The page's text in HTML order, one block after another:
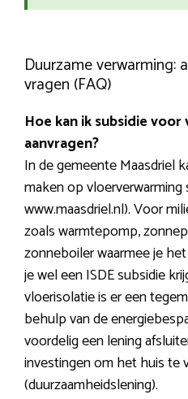
Duurzame verwarming:
vragen (FAQ)
Hoe kan ik subsidie
aanvragen?
In de gemeente Maasdriel
maken op vloerverwarming
www.maasdriel.nl). Voor
zoals warmtepomp,
zonneboiler waarmee je
je wel een ISDE subsidie
vloerisolatie is er een
behulp van de
voordelig een lening
investingen om het huis te
(duurzaamheidslening).